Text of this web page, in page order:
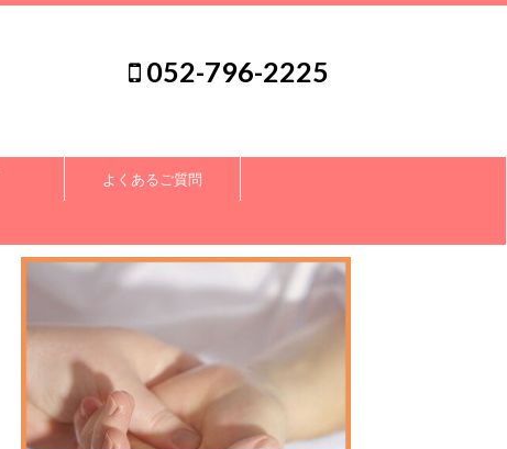
052-796-2225
よくあるご質問